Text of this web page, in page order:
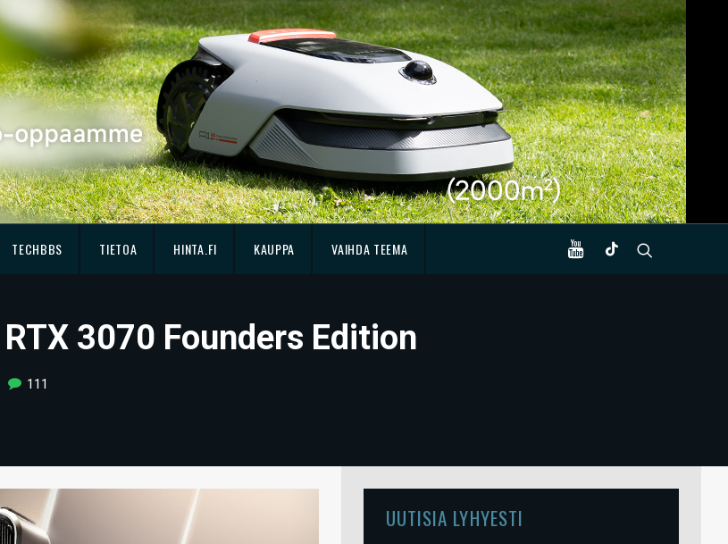
TECHBBS TIETOA HINTA.FI KAUPPA VAIHDA TEEMA
3070 Founders Edition
111
UUTISIA LYHYESTI